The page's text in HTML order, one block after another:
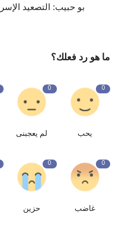
بو حبيب: التصعيد
ما هو رد فعلك؟
0
يحب
0
لم يعجبنى
0
غاضب
0
حزين